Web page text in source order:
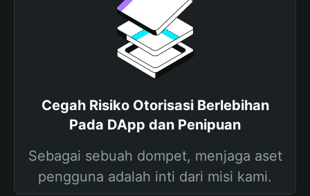
Cegah Risiko Otorisasi Berlebihan
Pada DApp dan Penipuan
Sebagai sebuah dompet, menjaga aset
pengguna adalah inti dari misi kami.